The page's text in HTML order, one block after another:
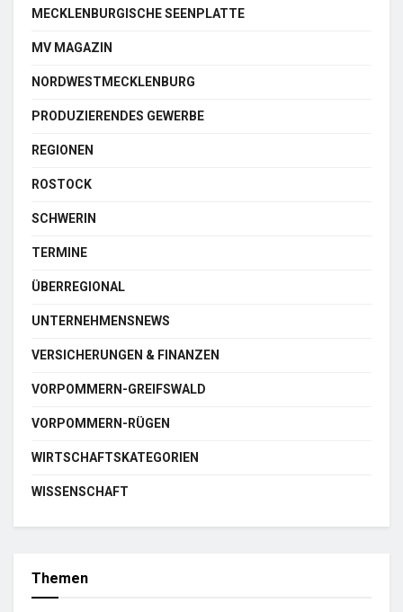
MECKLENBURGISCHE SEENPLATTE
MV MAGAZIN
NORDWESTMECKLENBURG
PRODUZIERENDES GEWERBE
REGIONEN
ROSTOCK
SCHWERIN
TERMINE
ÜBERREGIONAL
UNTERNEHMENSNEWS
VERSICHERUNGEN & FINANZEN
VORPOMMERN-GREIFSWALD
VORPOMMERN-RÜGEN
WIRTSCHAFTSKATEGORIEN
WISSENSCHAFT
Themen